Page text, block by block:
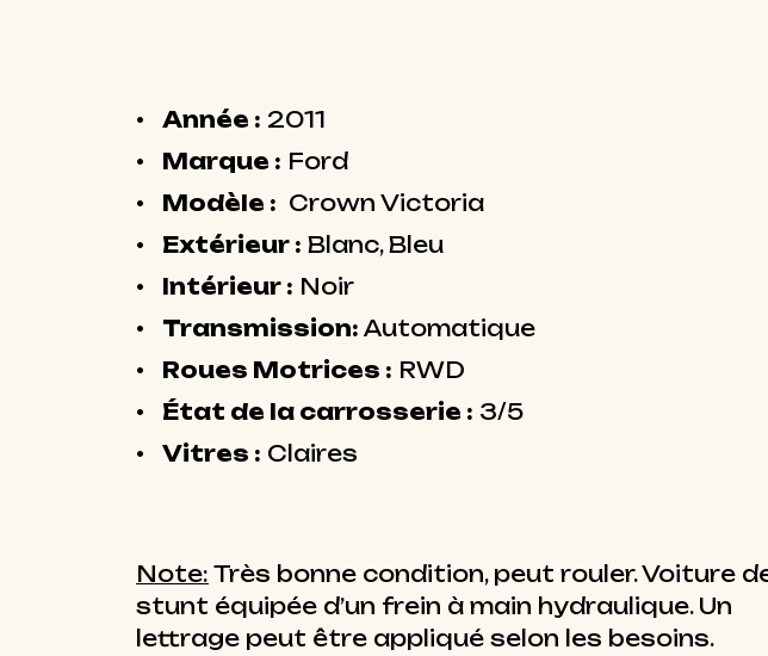
Année : 2011
Marque : Ford
Modèle : Crown Victoria
Extérieur : Blanc, Bleu
Intérieur : Noir
Transmission: Automatique
Roues Motrices : RWD
État de la carrosserie : 3/5
Vitres : Claires
Note: Très bonne condition, peut rouler. Voiture
stunt équipée d’un frein à main hydraulique. Un
lettrage peut être appliqué selon les besoins.